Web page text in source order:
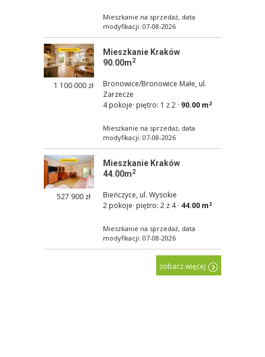
Mieszkanie na sprzedaż, data
modyfikacji: 07-08-2026
1 100 000 zł
Mieszkanie Kraków
90.00m2
Bronowice/Bronowice Małe, ul.
Zarzecze
4 pokoje· piętro: 1 z 2 · 90.00 m2
Mieszkanie na sprzedaż, data
modyfikacji: 07-08-2026
527 900 zł
Mieszkanie Kraków
44.00m2
Bieńczyce, ul. Wysokie
2 pokoje· piętro: 2 z 4· 44.00 m2
Mieszkanie na sprzedaż, data
modyfikacji: 07-08-2026
zobacz więcej